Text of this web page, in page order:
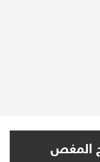
المغص